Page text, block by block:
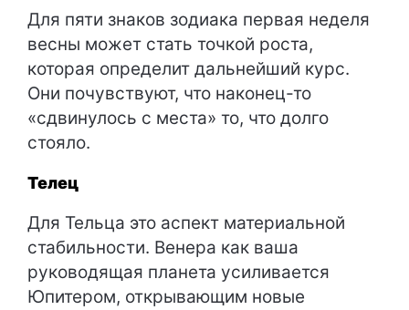
Для пяти знаков зодиака первая неделя
весны может стать точкой роста,
которая определит дальнейший курс.
Они почувствуют, что наконец-то
«сдвинулось с места» то, что долго
стояло.
Телец
Для Тельца это аспект материальной
стабильности. Венера как ваша
руководящая планета усиливается
Юпитером, открывающим новые